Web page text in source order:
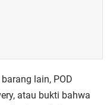
lain, POD
atau bukti bahwa